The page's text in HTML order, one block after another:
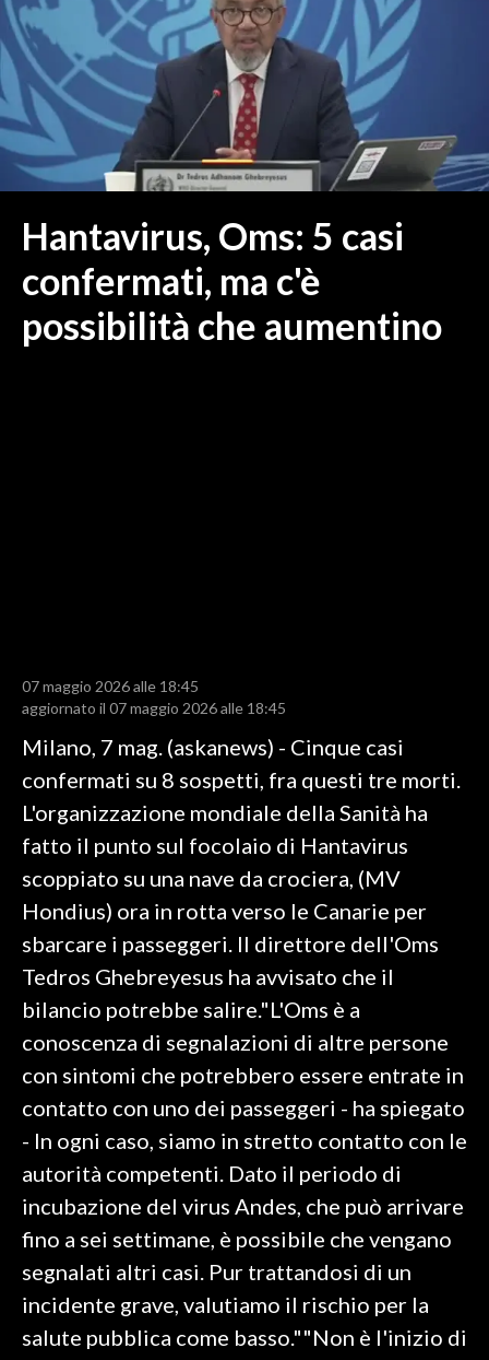
MEDIO CAMPIDANO
ORISTANO E PROVINCIA
SASSARI E PROVINCIA
GALLURA
NUORO E PROVINCIA
OGLIASTRA
ITALIA
MONDO
RISULTATI E CLASSIFICHE
CALCIO REGIONALE
BASKET
VOLLEY
MOTORI
TENNIS
ALTRI SPORT
CULTURA
SPETTACOLI
GOSSIP
SALUTE
SARDEGNA TURISMO
SARDI NEL MONDO
NOTIZIE
EVENTI
Hantavirus, Oms: 5 casi
confermati, ma c'è
possibilità che aumentino
07 maggio 2026 alle 18:45
aggiornato il 07 maggio 2026 alle 18:45
Milano, 7 mag. (askanews) - Cinque casi
confermati su 8 sospetti, fra questi tre morti.
L'organizzazione mondiale della Sanità ha
fatto il punto sul focolaio di Hantavirus
scoppiato su una nave da crociera, (MV
Hondius) ora in rotta verso le Canarie per
sbarcare i passeggeri. Il direttore dell'Oms
Tedros Ghebreyesus ha avvisato che il
bilancio potrebbe salire."L'Oms è a
conoscenza di segnalazioni di altre persone
con sintomi che potrebbero essere entrate in
contatto con uno dei passeggeri - ha spiegato
- In ogni caso, siamo in stretto contatto con le
autorità competenti. Dato il periodo di
incubazione del virus Andes, che può arrivare
fino a sei settimane, è possibile che vengano
segnalati altri casi. Pur trattandosi di un
incidente grave, valutiamo il rischio per la
salute pubblica come basso.""Non è l'inizio di